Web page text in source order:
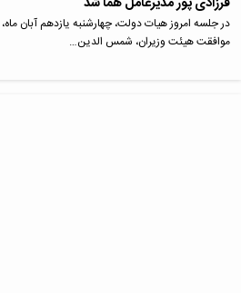
در جلسه امروز هیات دولت، چهارشنبه یازدهم آبان‌
موافقت هیئت وزیران، شمس الدین…